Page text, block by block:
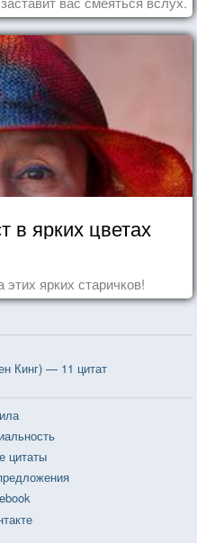
в ярких цветах
ярких старичков!
Кинг) — 11 цитат
цитаты